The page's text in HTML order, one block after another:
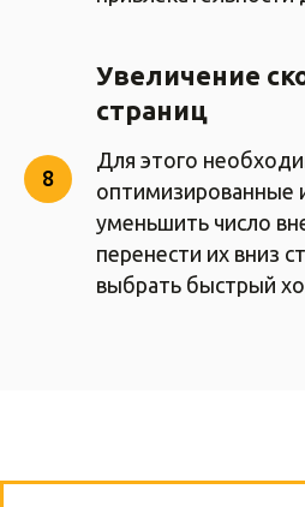
Увеличение
страниц
Для этого
оптимизированные
уменьшить число
перенести их вниз
выбрать быстрый